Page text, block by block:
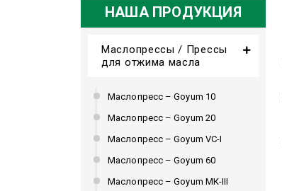
НАША ПРОДУКЦИЯ
Маслопрессы / Прессы
для отжима масла
Маслопресс – Goyum 10
Маслопресс – Goyum 20
Маслопресс – Goyum VC-I
Маслопресс – Goyum 60
Маслопресс – Goyum МК-III